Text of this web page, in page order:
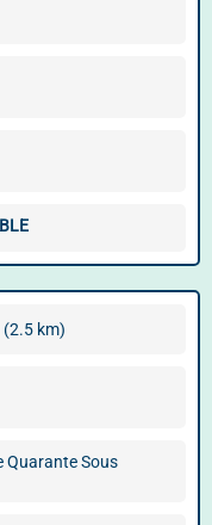
(2.5 km)
Quarante Sous